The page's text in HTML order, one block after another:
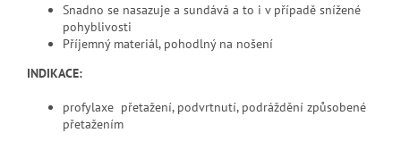
Snadno se nasazuje a sundává a to i v případě snížené
pohyblivosti
Příjemný materiál, pohodlný na nošení
INDIKACE:
profylaxe přetažení, podvrtnutí, podráždění způsobené
přetažením